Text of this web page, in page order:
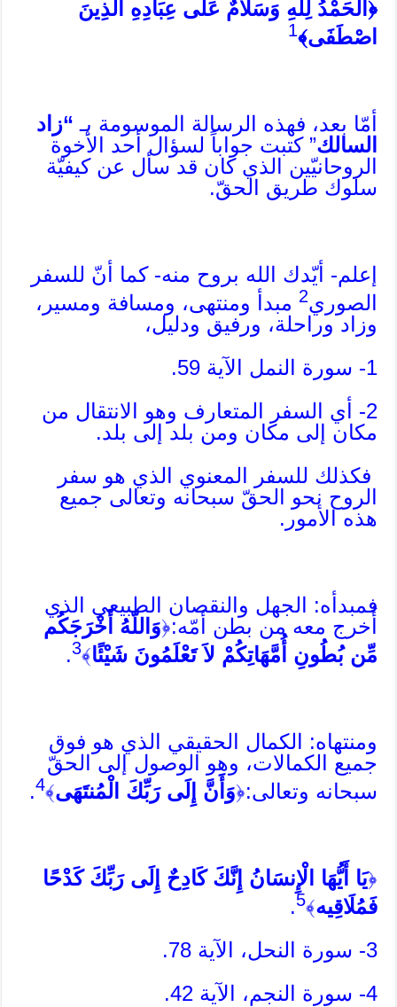
﴿الْحَمْدُ لِلَّهِ وَسَلَامٌ عَلَى عِبَادِهِ الَّذِينَ
اصْطَفَى﴾1
أمّا بعد، فهذه الرسالة الموسومة بـ “زاد
السالك” كتبت جواباً لسؤال أحد الأخوة
الروحانيّين الذي كان قد سأل عن كيفيّة
سلوك طريق الحقّ.
إعلم- أيّدك الله بروح منه- كما أنّ للسفر
الصوري2 مبدأ ومنتهى، ومسافة ومسير،
وزاد وراحلة، ورفيق ودليل،
1- سورة النمل الآية 59.
2- أي السفر المتعارف وهو الانتقال من
مكان إلى مكان ومن بلد إلى بلد.
فكذلك للسفر المعنوي الذي هو سفر
الروح نحو الحقّ سبحانه وتعالى جميع
هذه الأمور.
فمبدأه: الجهل والنقصان الطبيعي الذي
أُخرج معه من بطن أمّه:﴿وَاللّهُ أَخْرَجَكُم
مِّن بُطُونِ أُمَّهَاتِكُمْ لاَ تَعْلَمُونَ شَيْئًا﴾3
.
ومنتهاه: الكمال الحقيقي الذي هو فوق
جميع الكمالات، وهو الوصول إلى الحقّ
سبحانه وتعالى:﴿وَأَنَّ إِلَى رَبِّكَ الْمُنتَهَى﴾4
.
﴿يَا أَيُّهَا الْإِنسَانُ إِنَّكَ كَادِحٌ إِلَى رَبِّكَ كَدْحًا
فَمُلَاقِيه﴾5
.
3- سورة النحل، الآية 78.
4- سورة النجم، الآية 42.